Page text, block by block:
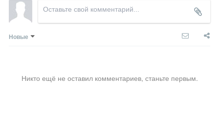
Новые
Никто ещё не оставил комментариев, станьте первым.